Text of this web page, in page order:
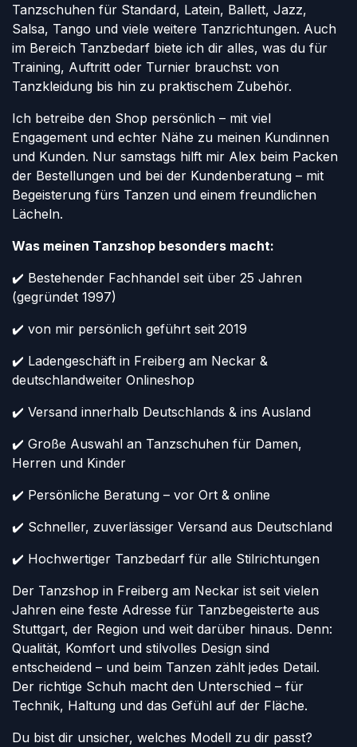
Tanzschuhen für Standard, Latein, Ballett, Jazz,
Salsa, Tango und viele weitere Tanzrichtungen. Auch
im Bereich Tanzbedarf biete ich dir alles, was du für
Training, Auftritt oder Turnier brauchst: von
Tanzkleidung bis hin zu praktischem Zubehör.
Ich betreibe den Shop persönlich – mit viel
Engagement und echter Nähe zu meinen Kundinnen
und Kunden. Nur samstags hilft mir Alex beim Packen
der Bestellungen und bei der Kundenberatung – mit
Begeisterung fürs Tanzen und einem freundlichen
Lächeln.
Was meinen Tanzshop besonders macht:
✔️ Bestehender Fachhandel seit über 25 Jahren
(gegründet 1997)
✔️ von mir persönlich geführt seit 2019
✔️ Ladengeschäft in Freiberg am Neckar &
deutschlandweiter Onlineshop
✔️ Versand innerhalb Deutschlands & ins Ausland
✔️ Große Auswahl an Tanzschuhen für Damen,
Herren und Kinder
✔️ Persönliche Beratung – vor Ort & online
✔️ Schneller, zuverlässiger Versand aus Deutschland
✔️ Hochwertiger Tanzbedarf für alle Stilrichtungen
Der Tanzshop in Freiberg am Neckar ist seit vielen
Jahren eine feste Adresse für Tanzbegeisterte aus
Stuttgart, der Region und weit darüber hinaus. Denn:
Qualität, Komfort und stilvolles Design sind
entscheidend – und beim Tanzen zählt jedes Detail.
Der richtige Schuh macht den Unterschied – für
Technik, Haltung und das Gefühl auf der Fläche.
Du bist dir unsicher, welches Modell zu dir passt?